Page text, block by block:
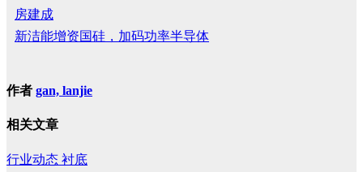
房建成
新洁能增资国硅，加码功率半导体
作者 gan, lanjie
相关文章
行业动态 衬底